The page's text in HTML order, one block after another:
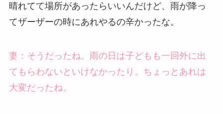
晴れてて場所があったらいいんだけど、雨が降っ
てザーザーの時にあれやるの辛かったな。
妻：そうだったね。雨の日は子どもも一回外に出
てもらわないといけなかったり。ちょっとあれは
大変だったね。